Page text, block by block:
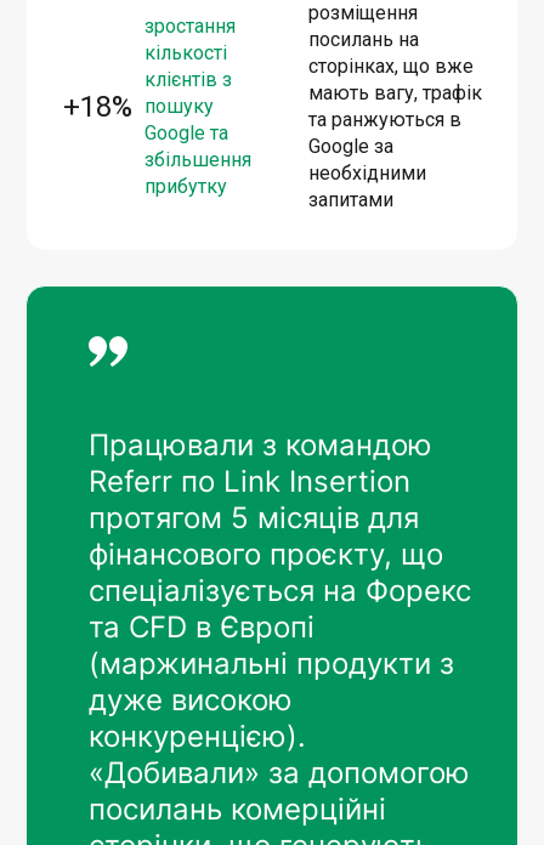
+18%
зростання
кількості
клієнтів з
пошуку
Google та
збільшення
прибутку
розміщення
посилань на
сторінках, що вже
мають вагу, трафік
та ранжуються в
Google за
необхідними
запитами
Працювали з командою
Referr по Link Insertion
протягом 5 місяців для
фінансового проєкту, що
спеціалізується на Форекс
та CFD в Європі
(маржинальні продукти з
дуже високою
конкуренцією).
«Добивали» за допомогою
посилань комерційні